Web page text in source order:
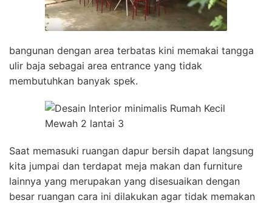
bangunan dengan area terbatas kini memakai tangga
ulir baja sebagai area entrance yang tidak
membutuhkan banyak spek.
Saat memasuki ruangan dapur bersih dapat langsung
kita jumpai dan terdapat meja makan dan furniture
lainnya yang merupakan yang disesuaikan dengan
besar ruangan cara ini dilakukan agar tidak memakan